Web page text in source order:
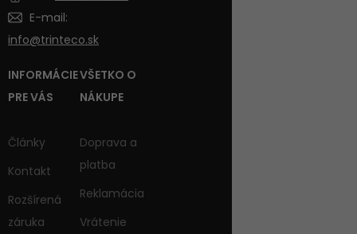
E-mail:
info@trinteco.sk
INFORMÁCIE
PRE VÁS
Články
Kontakt
Rozšírená
záruka
VŠETKO O
NÁKUPE
Doprava a
platba
Reklamácia
Vrátenie